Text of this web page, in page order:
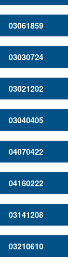
03061859
03030724
03021202
03040405
04070422
04160222
03141208
03210610